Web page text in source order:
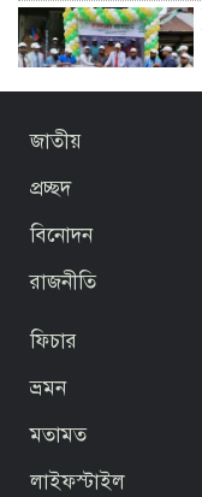
জাতীয়
প্রচ্ছদ
বিনোদন
রাজনীতি
ফিচার
ভ্রমন
মতামত
লাইফস্টাইল